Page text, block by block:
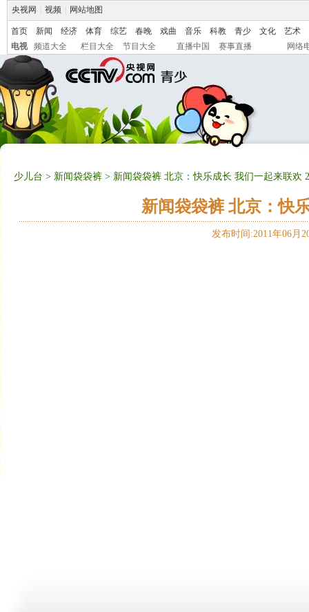
央视网 视频 网站地图
首页 新闻 经济 体育 综艺 春晚 戏曲 音乐 科教 青少 文化
艺术
电视
频道大全 栏目大全 节目大全 直播中国 赛事直播 网络
少儿台 > 新闻袋袋裤 > 新闻袋袋裤 北京：快乐成长 我们一起来联欢
新闻袋袋裤 北京：快
发布时间:2011年06月